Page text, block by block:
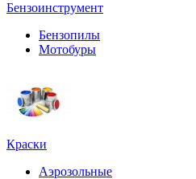
Бензоинструмент
Бензопилы
Мотобуры
Краски
Аэрозольные